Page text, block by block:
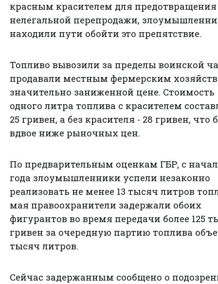
красным красителем для предотвращения
нелегальной перепродажи,
находили пути обойти это препятствие.
Топливо вывозили за пределы воинской
продавали местным фермерским
значительно заниженной цене. Стоимость
одного литра топлива с красителем
25 гривен, а без красителя - 28 гривен, что
вдвое ниже рыночных цен.
По предварительным оценкам ГБР, с
года злоумышленники успели незаконно
реализовать не менее 13 тысяч литров
мая правоохранители задержали обоих
фигурантов во время передачи более 125
гривен за очередную партию топлива
тысяч литров.
Сейчас задержанным сообщено о